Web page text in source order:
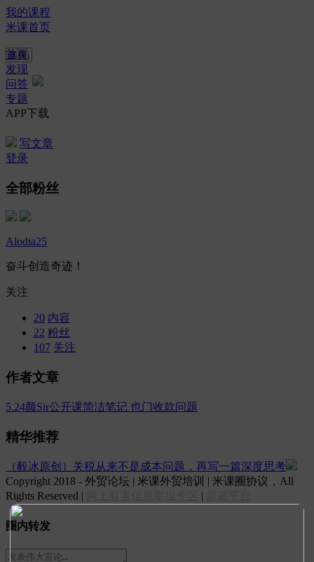
我的课程
米课首页
首页
发现
问答
专题
APP下载
写文章
登录
全部粉丝
Alodia25
奋斗创造奇迹！
关注
20 内容
22 粉丝
107 关注
作者文章
5.24颜Sir公开课简洁笔记 也门收款问题
精华推荐
（毅冰原创）关税从来不是成本问题，再写一篇深度思考
Copyright 2018 - 外贸论坛 | 米课外贸培训 | 米课圈协议，All
Rights Reserved |
|
圈内转发